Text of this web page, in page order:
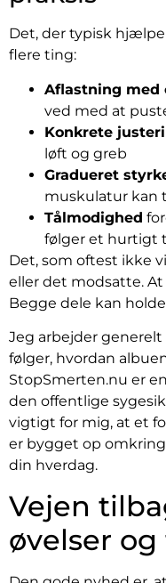
Det, der typisk
flere ting:
Aflastning med
ved med at
Konkrete
løft og greb
Gradueret
muskulatur kan
Tålmodighed
følger et hurtigt
Det, som oftest ikke
eller det modsatte.
Begge dele kan
Jeg arbejder
følger, hvordan
StopSmerten.nu er
den offentlige
vigtigt for mig, at et
er bygget op
din hverdag.
Vejen
øvelser